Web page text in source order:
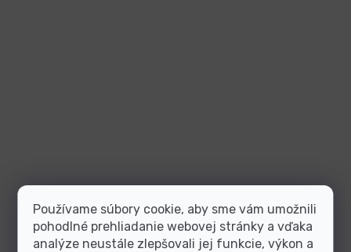
Používame súbory cookie, aby sme vám umožnili
pohodlné prehliadanie webovej stránky a vďaka
analýze neustále zlepšovali jej funkcie, výkon a